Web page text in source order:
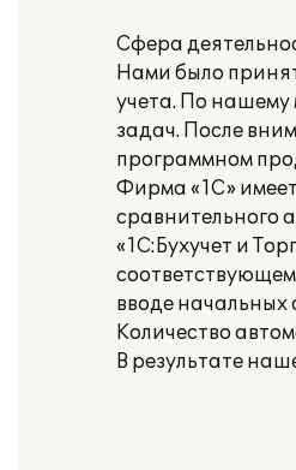
Сфера
Нами было
учета. По
задач. После
программном
Фирма «1С»
сравнительного
«1С:Бухучет и
вводе начальных
Количество
В результате